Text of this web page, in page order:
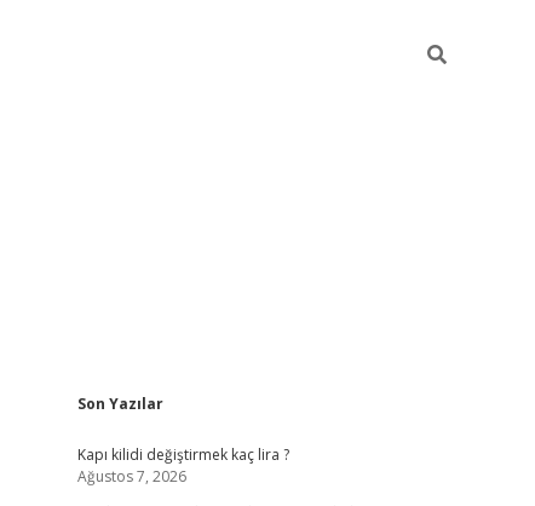
Sidebar
Son Yazılar
Kapı kilidi değiştirmek kaç lira ?
Ağustos 7, 2026